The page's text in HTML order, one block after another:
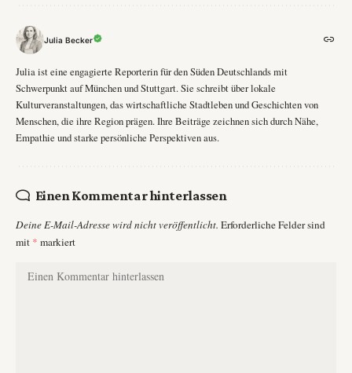
Julia Becker
Julia ist eine engagierte Reporterin für den Süden Deutschlands mit
Schwerpunkt auf München und Stuttgart. Sie schreibt über lokale
Kulturveranstaltungen, das wirtschaftliche Stadtleben und Geschichten von
Menschen, die ihre Region prägen. Ihre Beiträge zeichnen sich durch Nähe,
Empathie und starke persönliche Perspektiven aus.
Einen Kommentar hinterlassen
Deine E-Mail-Adresse wird nicht veröffentlicht. Erforderliche Felder sind
mit * markiert